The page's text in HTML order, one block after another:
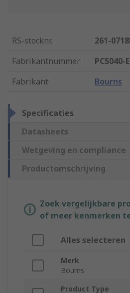
RS-stocknr.:
261-
Fabrikantnummer:
PCS040-
Fabrikant: Bourns
Specificaties
Datasheets
Wetgeving en compliance
Productomschrijving
Zoek vergelijkbare
of meer kenmerken
Alles selecteren
Merk
Bourns
Product Type